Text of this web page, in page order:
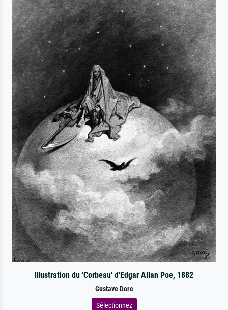
Illustration du 'Corbeau' d'Edgar Allan Poe, 1882
Gustave Dore
Sélectionnez